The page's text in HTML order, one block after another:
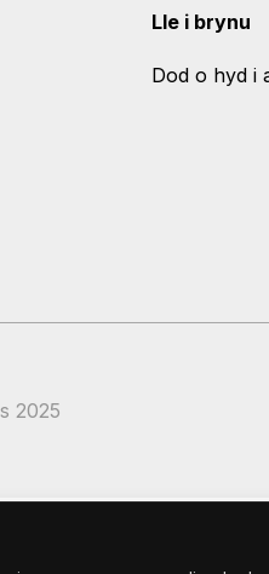
Lle i brynu
Dod o hyd i
2025